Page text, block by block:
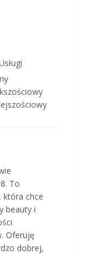
To
która chce
beauty i
Oferuję
dobrej,